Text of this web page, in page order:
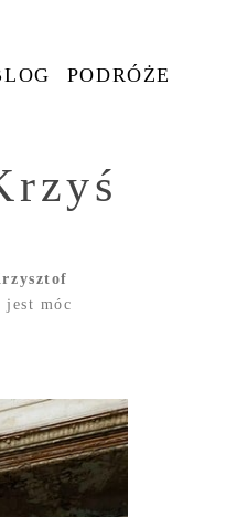
PODRÓŻE
jest móc